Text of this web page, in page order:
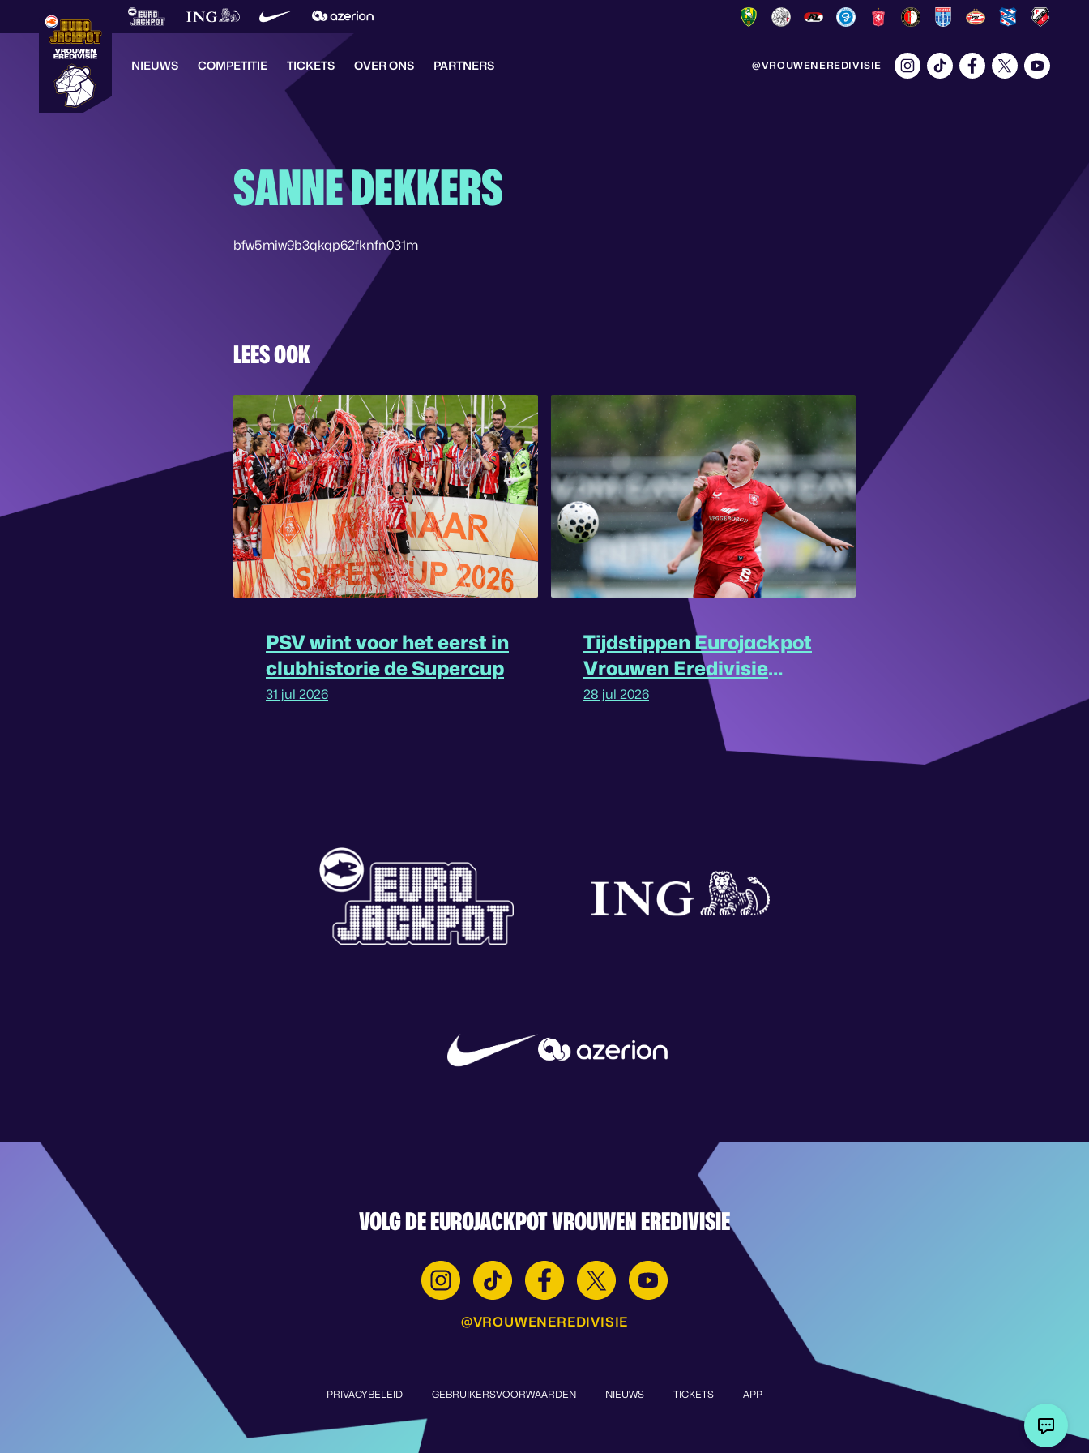
NIEUWS COMPETITIE TICKETS OVER ONS PARTNERS @VROUWENEREDIVISIE
SANNE DEKKERS
bfw5miw9b3qkqp62fknfn031m
LEES OOK
PSV wint voor het eerst in
clubhistorie de Supercup
31 jul 2026
Tijdstippen Eurojackpot
Vrouwen Eredivisie
omgedraaid
28 jul 2026
VOLG DE EUROJACKPOT VROUWEN EREDIVISIE
@VROUWENEREDIVISIE
PRIVACYBELEID GEBRUIKERSVOORWAARDEN NIEUWS TICKETS APP